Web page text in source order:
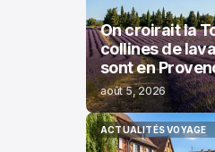
On croirait la
collines de
sont en
août 5, 2026
ACTUALITÉS VOYAGE
ACTUALITÉS VOYAGE